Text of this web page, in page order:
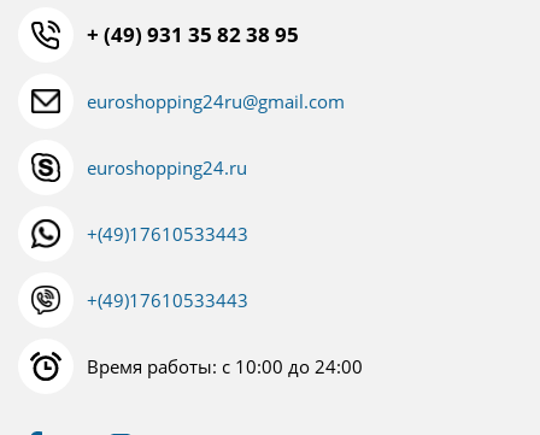
+ (49) 931 35 82 38 95
euroshopping24ru@gmail.com
euroshopping24.ru
+(49)17610533443
+(49)17610533443
Время работы: с 10:00 до 24:00